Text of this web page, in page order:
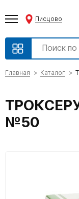
Писцово
Главная Каталог
№50